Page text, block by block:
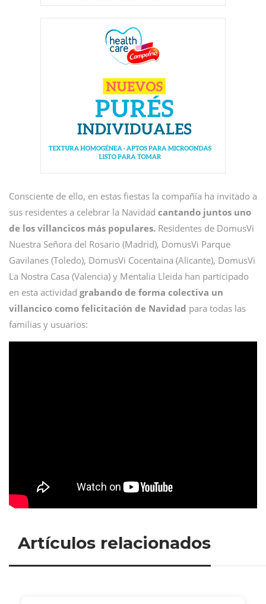
Consciente de ello, en estas fiestas la compañía ha invitado a
sus residentes a celebrar la Navidad cantando juntos uno
de los villancicos más populares. Residentes de DomusVi
Nuestra Señora del Rosario (Madrid), DomusVi Parque
Gavilanes (Toledo), DomusVi Cocentaina (Alicante), DomusVi
La Nostra Casa (Valencia) y Mentalia Lleida han participado
en esta actividad grabando de forma colectiva un
villancico como felicitación de Navidad para todas las
familias y usuarios:
Artículos relacionados